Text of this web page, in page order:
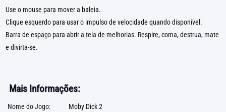
Use o mouse para mover a baleia.
Clique esquerdo para usar o impulso de velocidade quando disponível.
Barra de espaço para abrir a tela de melhorias. Respire, coma, destrua, mate
e divirta-se.
Mais Informações:
Nome do Jogo:
Moby Dick 2